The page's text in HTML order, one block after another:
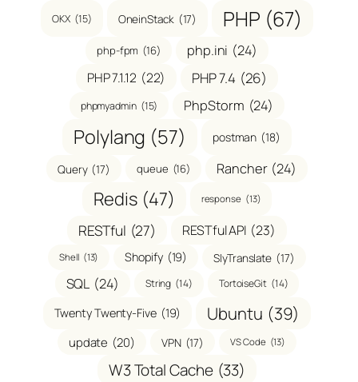
OKX (15) OneinStack (17) PHP (67)
php-fpm (16) php.ini (24)
PHP 7.1.12 (22) PHP 7.4 (26)
phpmyadmin (15) PhpStorm (24)
Polylang (57) postman (18)
Query (17) queue (16) Rancher (24)
Redis (47) response (13)
RESTful (27) RESTful API (23)
Shell (13) Shopify (19) SlyTranslate (17)
SQL (24) String (14) TortoiseGit (14)
Twenty Twenty-Five (19) Ubuntu (39)
update (20) VPN (17) VS Code (13)
W3 Total Cache (33)